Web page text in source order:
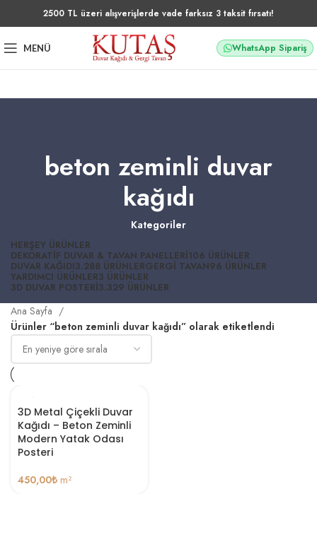
2500 TL üzeri alışverişlerde vade farksız 3 taksit fırsatı!
MENÜ WhatsApp Sipariş
beton zeminli duvar
kağıdı
Kategoriler
HERŞEY ÜRÜNLER
DEKORATIF DUVAR & TAVAN PANELLERI106 ÜRÜNLER
DUVAR KAĞIDI3.288 ÜRÜNLERGERGI TAVAN96 ÜRÜNLER
YARDIMCI ÜRÜNLER3 ÜRÜNLER
3D DUVAR POSTERI3.329 ÜRÜNLER
Ana Sayfa
Ürünler “beton zeminli duvar kağıdı” olarak etiketlendi
3D Metal Çiçekli Duvar
Kağıdı – Beton Zeminli
Modern Yatak Odası
Posteri
450,00₺ m²